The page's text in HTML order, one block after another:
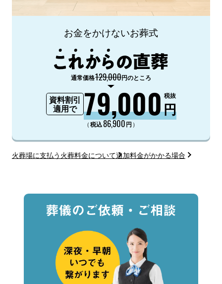
お金をかけないお葬式
通常価格129,000円のところ
資料割引
適用で
79,000円
税抜
（税込86,900円 ）
火葬場に支払う火葬料金について追加料金がかかる場合